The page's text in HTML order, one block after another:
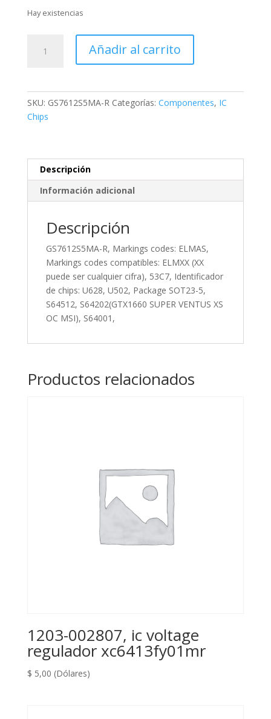
Hay existencias
Markings
codes
puede
cifra),
53C7,
Identificador
chips:
U628,
U502,
Package
5,
S64202(GTX1660
Añadir al carrito
SKU: GS7612S5MA-R Categorías: Componentes, IC
Chips
Descripción
Información adicional
Descripción
GS7612S5MA-R, Markings codes: ELMAS,
Markings codes compatibles: ELMXX (XX
puede ser cualquier cifra), 53C7, Identificador
de chips: U628, U502, Package SOT23-5,
S64512, S64202(GTX1660 SUPER VENTUS XS
OC MSI), S64001,
Productos relacionados
1203-002807, ic voltage
regulador xc6413fy01mr
$ 5,00 (Dólares)